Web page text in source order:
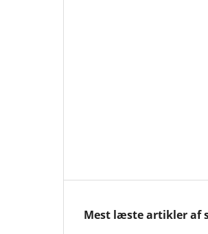
Mest læste artikler af